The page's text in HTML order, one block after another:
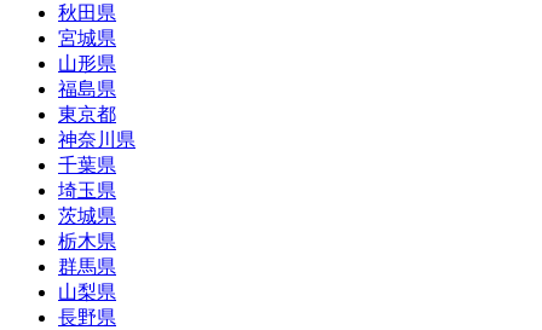
秋田県
宮城県
山形県
福島県
東京都
神奈川県
千葉県
埼玉県
茨城県
栃木県
群馬県
山梨県
長野県